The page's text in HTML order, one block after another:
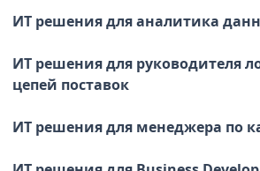
ИТ решения для аналитика
ИТ решения для руководителя
цепей поставок
ИТ решения для менеджера по